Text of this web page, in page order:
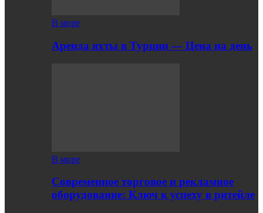
В мире
Аренда яхты в Турции — Цена на день
В мире
Современное торговое и рекламное
оборудование: Ключ к успеху в ритейле